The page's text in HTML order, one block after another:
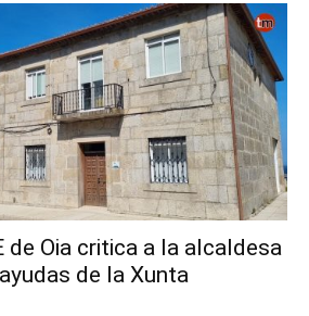
de Oia critica a la alcaldesa
de la Xunta